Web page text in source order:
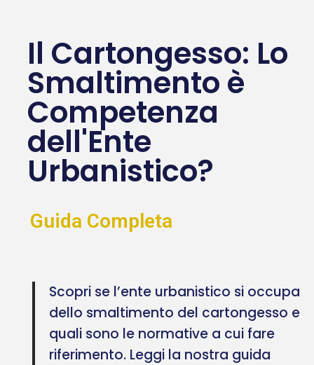
Il Cartongesso: Lo
Smaltimento è
Competenza
dell'Ente
Urbanistico?
Guida Completa
Scopri se l’ente urbanistico si occupa
dello smaltimento del cartongesso e
quali sono le normative a cui fare
riferimento. Leggi la nostra guida